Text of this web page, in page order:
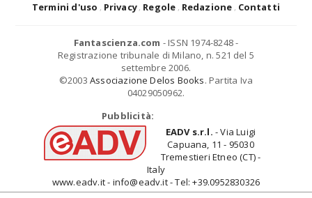
Termini d'uso Privacy Regole Redazione Contatti
Fantascienza.com - ISSN 1974-8248 -
Registrazione tribunale di Milano, n. 521 del 5
settembre 2006.
©2003 Associazione Delos Books. Partita Iva
04029050962.
Pubblicità:
EADV s.r.l. - Via Luigi
Capuana, 11 - 95030
Tremestieri Etneo (CT) -
Italy
www.eadv.it - info@eadv.it - Tel: +39.0952830326